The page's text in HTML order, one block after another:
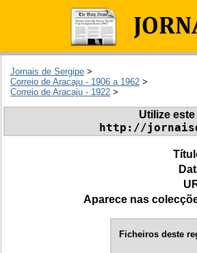
Jornais de Sergipe >
Correio de Aracaju - 1906 a 1962 >
Correio de Aracaju - 1922 >
Utilize
http://
Aparece nas
Ficheiros deste